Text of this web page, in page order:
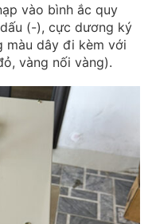
vào bình ắc quy
(-), cực dương ký
màu dây đi kèm với
vàng nối vàng).